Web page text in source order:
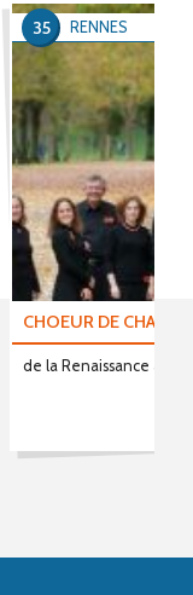
CHOEUR DE
de la Renaissance au
RENNES
35